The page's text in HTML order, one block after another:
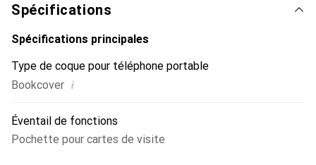
Spécifications
Spécifications principales
Type de coque pour téléphone portable
Bookcover i
Éventail de fonctions
Pochette pour cartes de visite